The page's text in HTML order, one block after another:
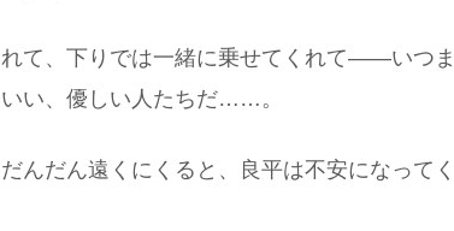
て、下りでは一緒に乗せてくれて――いつま
い、優しい人たちだ……。
んだん遠くにくると、良平は不安になってく